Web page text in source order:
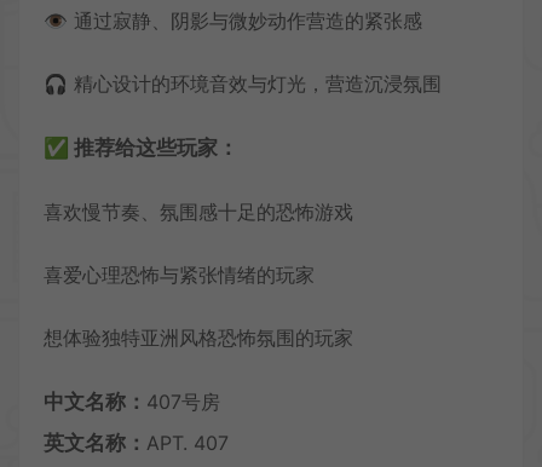
👁️ 通过寂静、阴影与微妙动作营造的紧张感
🎧 精心设计的环境音效与灯光，营造沉浸氛围
✅ 推荐给这些玩家：
喜欢慢节奏、氛围感十足的恐怖游戏
喜爱心理恐怖与紧张情绪的玩家
想体验独特亚洲风格恐怖氛围的玩家
中文名称： 407号房
英文名称： APT. 407